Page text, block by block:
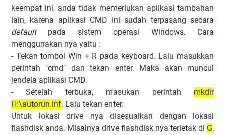
keempat ini, anda tidak memerlukan aplikasi tambahan
lain, karena aplikasi CMD ini sudah terpasang secara
defaultpada sistem operasi Windows. Cara
menggunakan nya yaitu :
- Tekan tombol Win + R pada keyboard. Lalu masukkan
perintah "cmd" dan tekan enter. Maka akan muncul
jendela aplikasi CMD.
- Setelah terbuka, masukan perintah mkdir
H:\autorun.inf. Lalu tekan enter.
Untuk lokasi drive nya disesuaikan dengan lokasi
flashdisk anda. Misalnya drive flashdisk nya terletak di G,